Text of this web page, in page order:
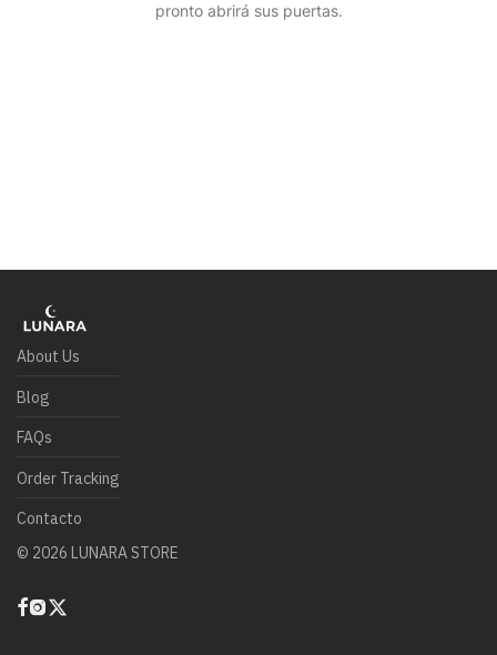
pronto abrirá sus puertas.
About Us
Blog
FAQs
Order Tracking
Contacto
© 2026 LUNARA STORE